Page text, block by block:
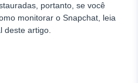
portanto, se você
monitorar o Snapchat, leia
deste artigo.